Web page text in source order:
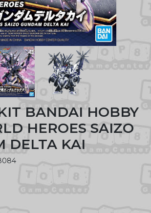
BANDAI HOBBY
HEROES SAIZO
DELTA KAI